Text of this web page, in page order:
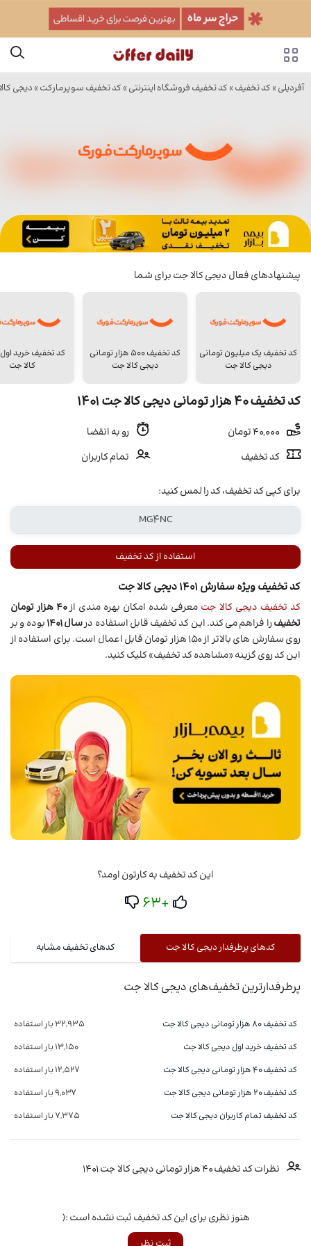
آفردیلی » کد تخفیف » کد تخفیف فروشگاه اینترنتی » کد تخفیف سوپرمارکت » دیجی
پیشنهادهای فعال دیجی کالا جت برای شما
کد تخفیف یک میلیون تومانی
دیجی کالا جت
کد تخفیف 500 هزار تومانی
دیجی کالا جت
کد تخفیف خرید
کالا جت
کد تخفیف ۴۰ هزار تومانی دیجی کالا جت ۱۴۰۱
رو به انقضا
کد تخفیف
تمام کاربران
برای کپی کد تخفیف، کد را لمس کنید:
استفاده از کد تخفیف
کد تخفیف ویژه سفارش 1401 دیجی کالا جت
کد تخفیف دیجی کالا جت معرفی شده امکان بهره مندی از
40 هزار تومان
تخفیفرا فراهم می کند. این کد تخفیف قابل استفاده درسال 1401
بوده و بر
روی سفارش های بالاتر از 150 هزار تومان قابل اعمال است. برای استفاده از
این کد روی گزینه «مشاهده کد تخفیف» کلیک کنید.
این کد تخفیف به کارتون اومد؟
+63
کدهای پرطرفدار دیجی کالا جت کدهای تخفیف مشابه
پرطرفدارترین تخفیف‌های دیجی کالا جت
کد تخفیف 80 هزار تومانی دیجی کالا جت
32,935 بار استفاده
کد تخفیف خرید اول دیجی کالا جت
13,150 بار استفاده
کد تخفیف 40 هزار تومانی دیجی کالا جت
12,527 بار استفاده
کد تخفیف 20 هزار تومانی دیجی کالا جت
9,037 بار استفاده
کد تخفیف تمام کاربران دیجی کالا جت
7,375 بار استفاده
نظرات کد تخفیف ۴۰ هزار تومانی دیجی کالا جت ۱۴۰۱
هنوز نظری برای این کد تخفیف ثبت نشده است :(